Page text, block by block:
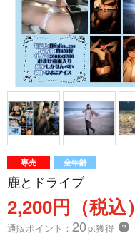
専売 全年齢
鹿とドライブ
2,200円（税込）
通販ポイント： 20pt獲得 ？